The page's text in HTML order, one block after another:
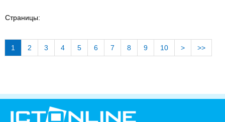
Страницы:
1 2 3 4 5 6 7 8 9 10 > >>